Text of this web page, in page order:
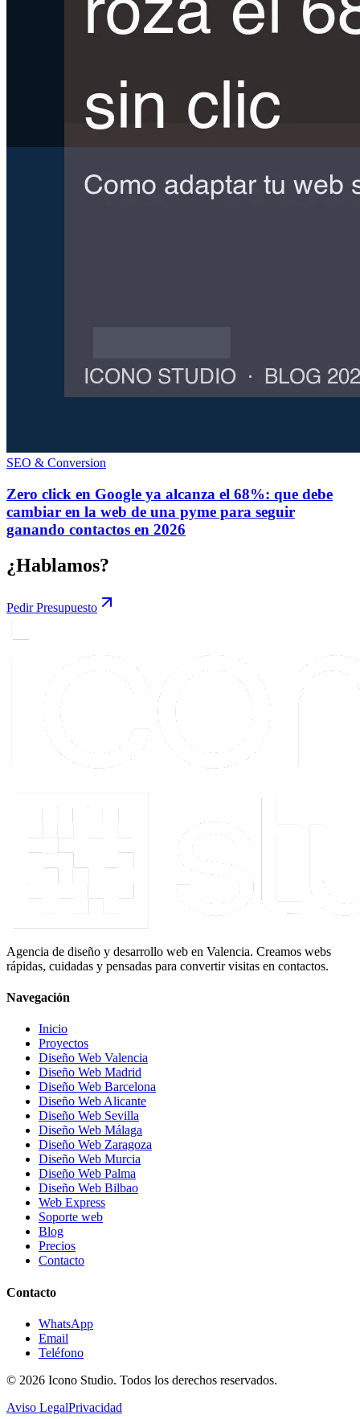
SEO & Conversion
Zero click en Google ya alcanza el 68%: que debe
cambiar en la web de una pyme para seguir
ganando contactos en 2026
¿Hablamos?
Pedir Presupuesto
Agencia de diseño y desarrollo web en Valencia. Creamos webs
rápidas, cuidadas y pensadas para convertir visitas en contactos.
Navegación
Inicio
Proyectos
Diseño Web Valencia
Diseño Web Madrid
Diseño Web Barcelona
Diseño Web Alicante
Diseño Web Sevilla
Diseño Web Málaga
Diseño Web Zaragoza
Diseño Web Murcia
Diseño Web Palma
Diseño Web Bilbao
Web Express
Soporte web
Blog
Precios
Contacto
Contacto
WhatsApp
Email
Teléfono
© 2026 Icono Studio. Todos los derechos reservados.
Aviso LegalPrivacidad